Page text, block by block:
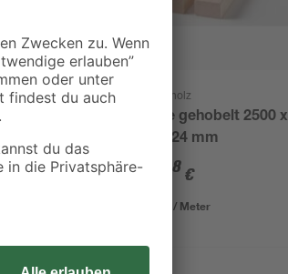
sägerau
binderholz
Latte gehobelt 2500 x
44 x 24 mm
4 98 €
1,99 € / Meter